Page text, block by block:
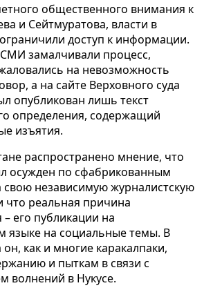
общественного внимания к
и Сейтмуратова, власти в
доступ к информации.
замалчивали процесс,
на невозможность
а на сайте Верховного суда
опубликован лишь текст
определения, содержащий
изъятия.
распространено мнение, что
осужден по сфабрикованным
независимую журналистскую
что реальная причина
его публикации на
языке на социальные темы. В
как и многие каракалпаки,
и пыткам в связи с
волнений в Нукусе.